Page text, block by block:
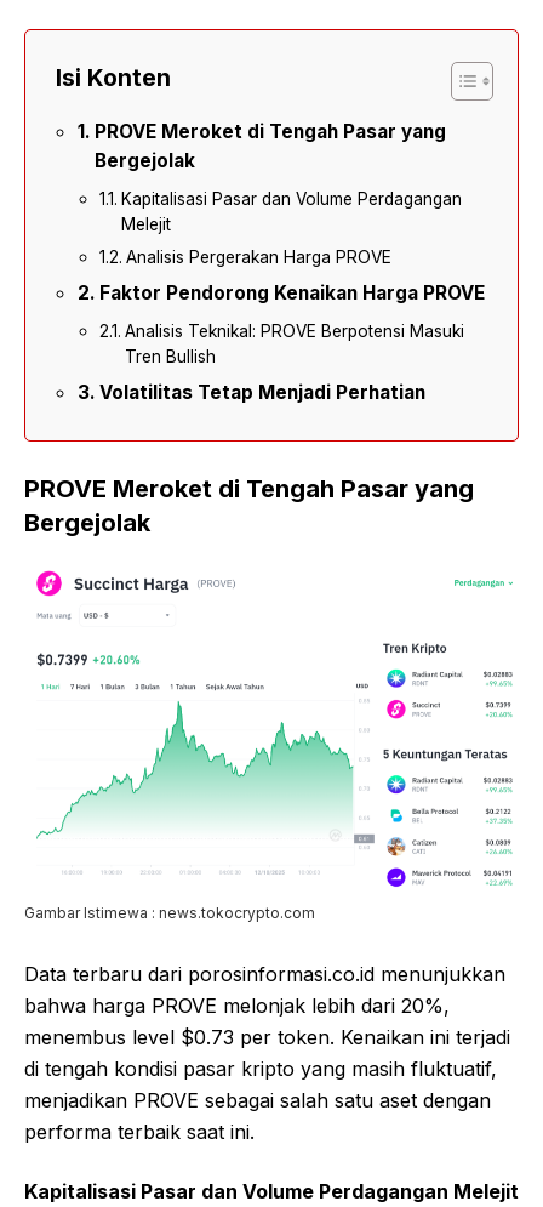
Isi Konten
PROVE Meroket di Tengah Pasar yang
Bergejolak
Kapitalisasi Pasar dan Volume Perdagangan
Melejit
Analisis Pergerakan Harga PROVE
Faktor Pendorong Kenaikan Harga PROVE
Analisis Teknikal: PROVE Berpotensi Masuki
Tren Bullish
Volatilitas Tetap Menjadi Perhatian
PROVE Meroket di Tengah Pasar yang
Bergejolak
Gambar Istimewa : news.tokocrypto.com
Data terbaru dari porosinformasi.co.id menunjukkan
bahwa harga PROVE melonjak lebih dari 20%,
menembus level $0.73 per token. Kenaikan ini terjadi
di tengah kondisi pasar kripto yang masih fluktuatif,
menjadikan PROVE sebagai salah satu aset dengan
performa terbaik saat ini.
Kapitalisasi Pasar dan Volume Perdagangan Melejit